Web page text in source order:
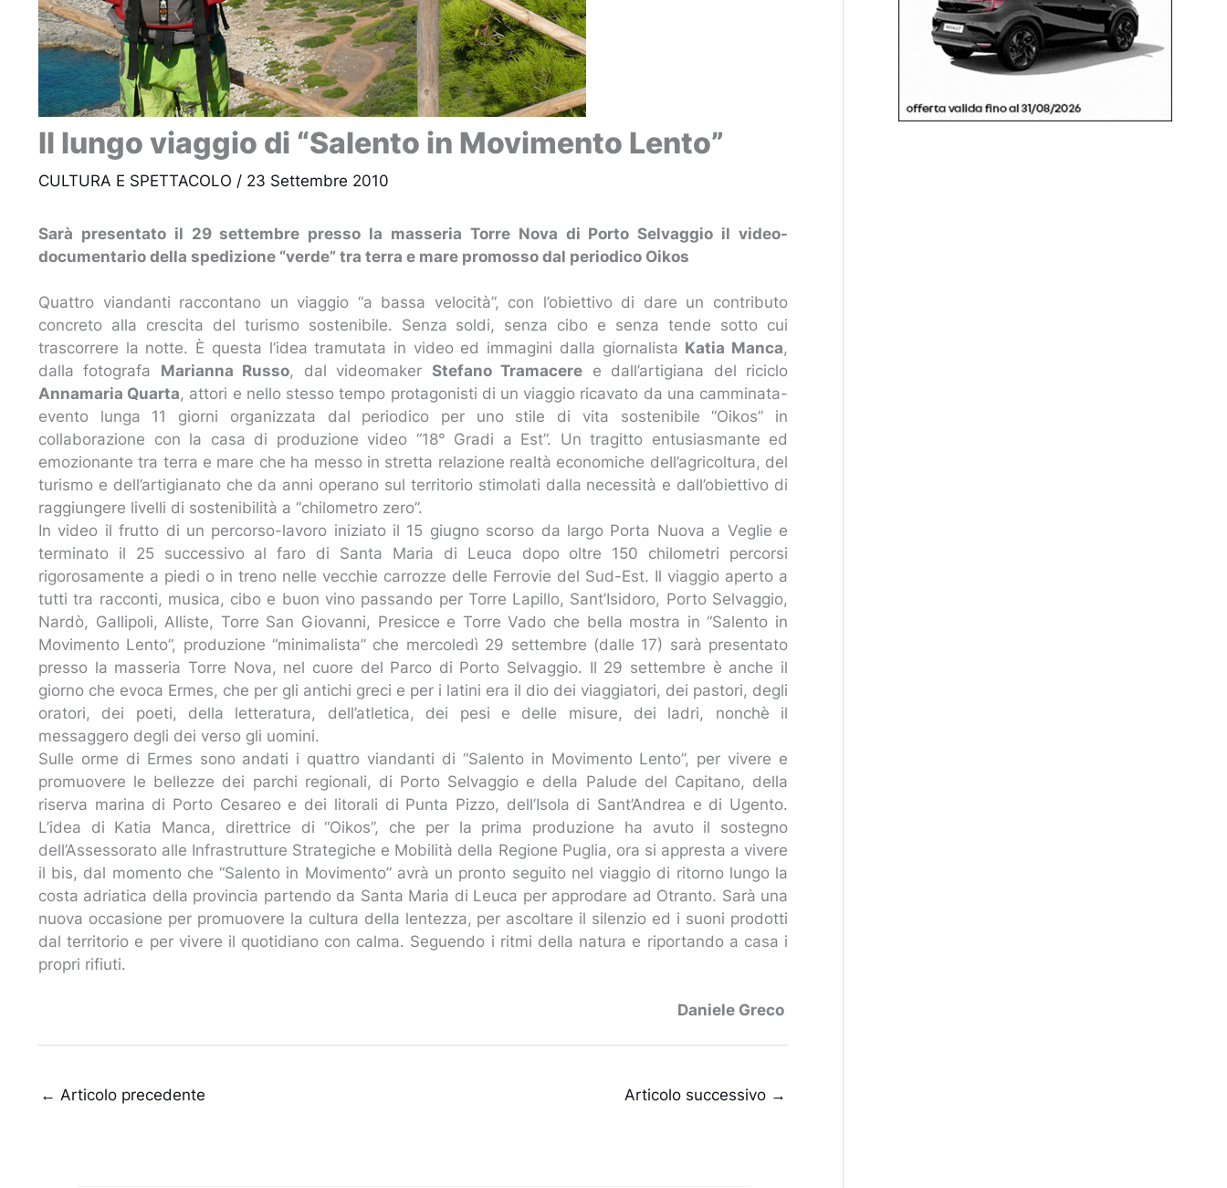
Il lungo viaggio di “Salento in Movimento Lento”
CULTURA E SPETTACOLO / 23 Settembre 2010
Sarà presentato il 29 settembre presso la masseria Torre Nova di Porto Selvaggio il video-
documentario della spedizione “verde” tra terra e mare promosso dal periodico Oikos
Quattro viandanti raccontano un viaggio “a bassa velocità”, con l’obiettivo di dare un contributo
concreto alla crescita del turismo sostenibile. Senza soldi, senza cibo e senza tende sotto cui
trascorrere la notte. È questa l’idea tramutata in video ed immagini dalla giornalista Katia Manca,
dalla fotografa Marianna Russo, dal videomaker Stefano Tramacere e dall’artigiana del riciclo
Annamaria Quarta, attori e nello stesso tempo protagonisti di un viaggio ricavato da una camminata-
evento lunga 11 giorni organizzata dal periodico per uno stile di vita sostenibile “Oikos” in
collaborazione con la casa di produzione video “18° Gradi a Est”. Un tragitto entusiasmante ed
emozionante tra terra e mare che ha messo in stretta relazione realtà economiche dell’agricoltura, del
turismo e dell’artigianato che da anni operano sul territorio stimolati dalla necessità e dall’obiettivo di
raggiungere livelli di sostenibilità a “chilometro zero”.
In video il frutto di un percorso-lavoro iniziato il 15 giugno scorso da largo Porta Nuova a Veglie e
terminato il 25 successivo al faro di Santa Maria di Leuca dopo oltre 150 chilometri percorsi
rigorosamente a piedi o in treno nelle vecchie carrozze delle Ferrovie del Sud-Est. Il viaggio aperto a
tutti tra racconti, musica, cibo e buon vino passando per Torre Lapillo, Sant’Isidoro, Porto Selvaggio,
Nardò, Gallipoli, Alliste, Torre San Giovanni, Presicce e Torre Vado che bella mostra in “Salento in
Movimento Lento”, produzione “minimalista” che mercoledì 29 settembre (dalle 17) sarà presentato
presso la masseria Torre Nova, nel cuore del Parco di Porto Selvaggio. Il 29 settembre è anche il
giorno che evoca Ermes, che per gli antichi greci e per i latini era il dio dei viaggiatori, dei pastori, degli
oratori, dei poeti, della letteratura, dell’atletica, dei pesi e delle misure, dei ladri, nonchè il
messaggero degli dei verso gli uomini.
Sulle orme di Ermes sono andati i quattro viandanti di “Salento in Movimento Lento”, per vivere e
promuovere le bellezze dei parchi regionali, di Porto Selvaggio e della Palude del Capitano, della
riserva marina di Porto Cesareo e dei litorali di Punta Pizzo, dell’Isola di Sant’Andrea e di Ugento.
L’idea di Katia Manca, direttrice di “Oikos”, che per la prima produzione ha avuto il sostegno
dell’Assessorato alle Infrastrutture Strategiche e Mobilità della Regione Puglia, ora si appresta a vivere
il bis, dal momento che “Salento in Movimento” avrà un pronto seguito nel viaggio di ritorno lungo la
costa adriatica della provincia partendo da Santa Maria di Leuca per approdare ad Otranto. Sarà una
nuova occasione per promuovere la cultura della lentezza, per ascoltare il silenzio ed i suoni prodotti
dal territorio e per vivere il quotidiano con calma. Seguendo i ritmi della natura e riportando a casa i
propri rifiuti.
Daniele Greco
← Articolo precedente Articolo successivo →